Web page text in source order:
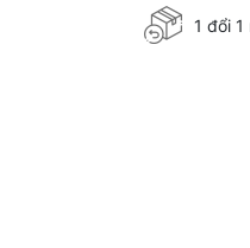
1 đổi 1